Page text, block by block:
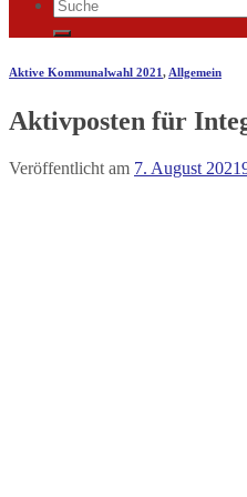
Aktive Kommunalwahl 2021, Allgemein
Aktivposten für
Veröffentlicht am 7. August 2021